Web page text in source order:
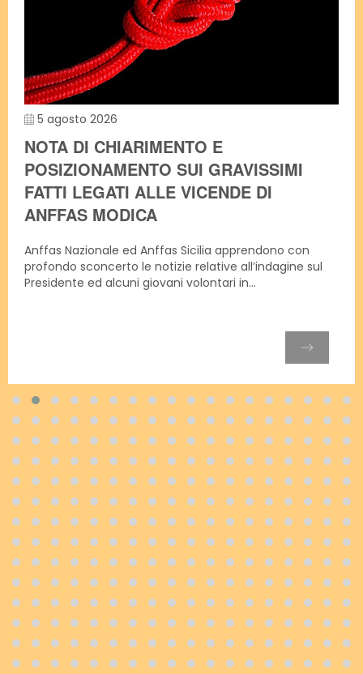
5 agosto 2026
NOTA DI CHIARIMENTO E
POSIZIONAMENTO SUI GRAVISSIMI
FATTI LEGATI ALLE VICENDE DI
ANFFAS MODICA
Anffas Nazionale ed Anffas Sicilia apprendono con
profondo sconcerto le notizie relative all’indagine sul
Presidente ed alcuni giovani volontari in...